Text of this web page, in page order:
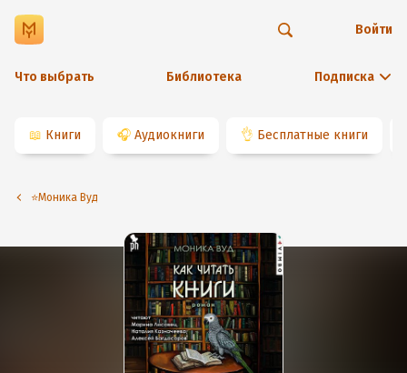
Что выбрать Библиотека Подписка
Войти
📖 Книги 🎧 Аудиокниги 👌 Бесплатные книги
⭐️Моника Вуд